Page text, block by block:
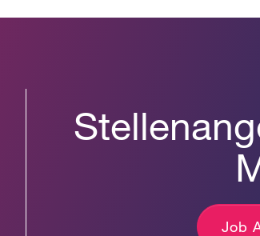
Job